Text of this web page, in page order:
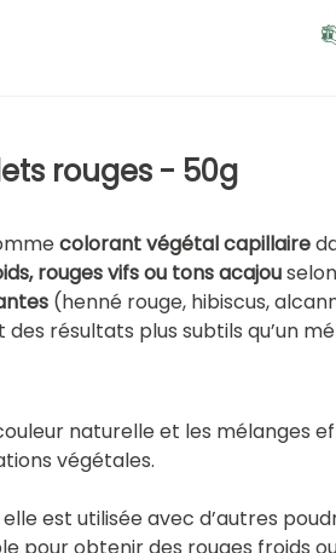
rouges - 50g
colorant végétal capillaire
rouges vifs ou tons acajou
(henné rouge, hibiscus,
résultats plus subtils qu’un
naturelle et les mélanges
végétales.
est utilisée avec d’autres